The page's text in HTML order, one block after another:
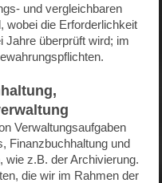
und vergleichbaren
wobei die Erforderlichkeit
Jahre überprüft wird; im
Verwaltungsaufgaben
Finanzbuchhaltung und
wie z.B. der Archivierung.
die wir im Rahmen der